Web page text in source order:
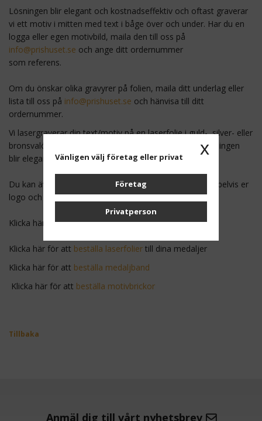
Lösningen blir elegant och kostnadseffektiv och oftast graverar
vi ett motiv i mitten med text i båge över och under. Har du en
logga eller egen motivbild, maila den till oss på
info@prishuset.se och ange ditt ordernummer
som referens.
Om du önskar olika gravyrer på folien, maila ditt underlag eller
lista till oss på info@prishuset.se och hänvisa till ditt
ordernummer.
Vi lasergraverar din text/motiv på en laserfolie i guld-, silver- eller
bronsvalör som monteras på medaljens framsida. Lösningen
blir elegant och kostnadseffektiv.
Du kan även välja att beställa färgfolier, dvs med exempelvis er
logo och text i färg.
Klicka här för attbeställa färgfoliertill dina medaljer
Klicka här för att beställa laserfolier till dina medaljer
Klicka här för att beställa medaljband
Klicka här för att beställa motivbrickor
Tillbaka
Anmäl dig till vårt nyhetsbrev
x
Vänligen välj företag eller privat
Företag
Privatperson